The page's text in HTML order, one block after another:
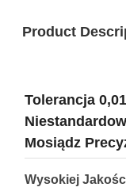
Product
Tolerancja
Mosiądz
Wysokiej